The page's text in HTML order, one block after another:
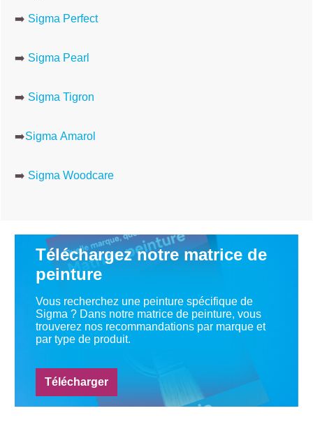
➡️ Sigma Perfect
➡️ Sigma Pearl
➡️ Sigma Tigron
➡️Sigma Amarol
➡️ Sigma Woodcare
Téléchargez notre matrice de
peinture
Vous recherchez une peinture spécifique de
Sigma ? Dans notre matrice de peinture, vous
trouverez nos recommandations par marque et
par type de produit.
Télécharger